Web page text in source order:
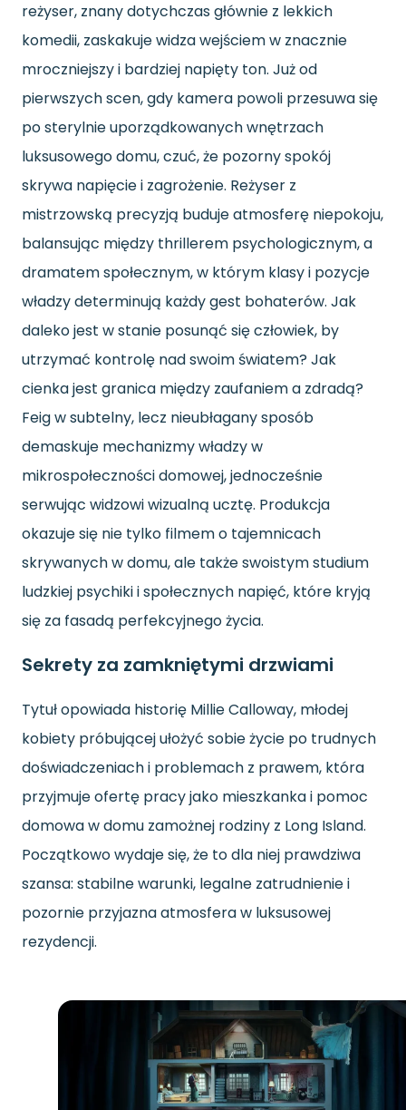
reżyser, znany dotychczas głównie z lekkich
komedii, zaskakuje widza wejściem w znacznie
mroczniejszy i bardziej napięty ton. Już od
pierwszych scen, gdy kamera powoli przesuwa się
po sterylnie uporządkowanych wnętrzach
luksusowego domu, czuć, że pozorny spokój
skrywa napięcie i zagrożenie. Reżyser z
mistrzowską precyzją buduje atmosferę niepokoju,
balansując między thrillerem psychologicznym, a
dramatem społecznym, w którym klasy i pozycje
władzy determinują każdy gest bohaterów. Jak
daleko jest w stanie posunąć się człowiek, by
utrzymać kontrolę nad swoim światem? Jak
cienka jest granica między zaufaniem a zdradą?
Feig w subtelny, lecz nieubłagany sposób
demaskuje mechanizmy władzy w
mikrospołeczności domowej, jednocześnie
serwując widzowi wizualną ucztę. Produkcja
okazuje się nie tylko filmem o tajemnicach
skrywanych w domu, ale także swoistym studium
ludzkiej psychiki i społecznych napięć, które kryją
się za fasadą perfekcyjnego życia.
Sekrety za zamkniętymi drzwiami
Tytuł opowiada historię Millie Calloway, młodej
kobiety próbującej ułożyć sobie życie po trudnych
doświadczeniach i problemach z prawem, która
przyjmuje ofertę pracy jako mieszkanka i pomoc
domowa w domu zamożnej rodziny z Long Island.
Początkowo wydaje się, że to dla niej prawdziwa
szansa: stabilne warunki, legalne zatrudnienie i
pozornie przyjazna atmosfera w luksusowej
rezydencji.